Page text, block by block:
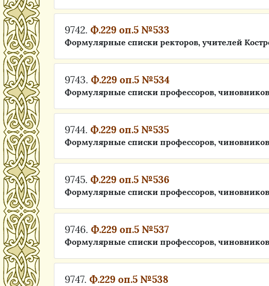
9742. Ф.229 оп.5 №533
Формулярные списки ректоров, учителей
9743. Ф.229 оп.5 №534
Формулярные списки профессоров,
9744. Ф.229 оп.5 №535
Формулярные списки профессоров,
9745. Ф.229 оп.5 №536
Формулярные списки профессоров,
9746. Ф.229 оп.5 №537
Формулярные списки профессоров,
9747. Ф.229 оп.5 №538